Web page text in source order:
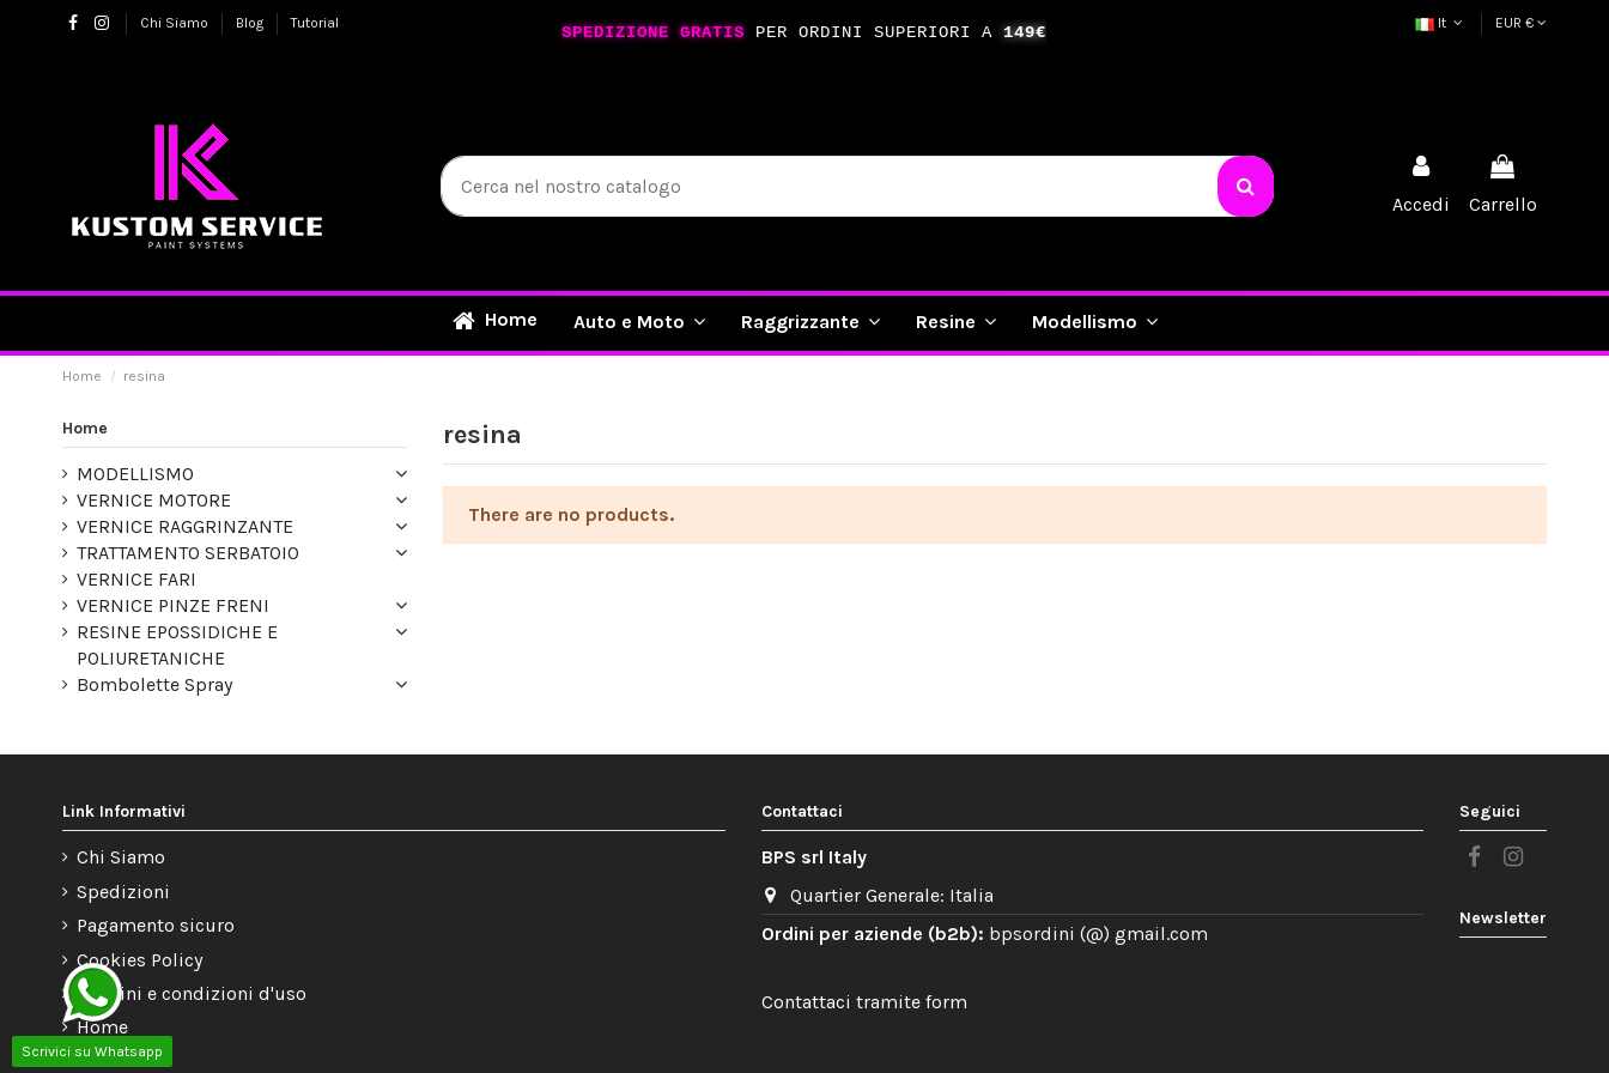
Chi Siamo Blog Tutorial SPEDIZIONE GRATIS PER ORDINI SUPERIORI A 149€ It EUR €
Accedi Carrello
Home Auto e Moto Raggrizzante Resine Modellismo
Home resina
resina
There are no products.
Home
MODELLISMO
VERNICE MOTORE
VERNICE RAGGRINZANTE
TRATTAMENTO SERBATOIO
VERNICE FARI
VERNICE PINZE FRENI
RESINE EPOSSIDICHE E
POLIURETANICHE
Bombolette Spray
Link Informativi
Chi Siamo
Spedizioni
Pagamento sicuro
Cookies Policy
Termini e condizioni d'uso
Home
Contattaci
BPS srl Italy
Quartier Generale: Italia
Ordini per aziende (b2b): bpsordini (@) gmail.com
Contattaci tramite form
Scrivici su Whatsapp
Seguici
Newsletter